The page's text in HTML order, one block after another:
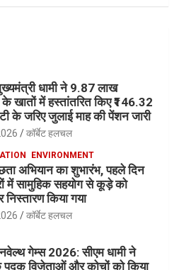
धामी ने 9.87 लाख
के खातों में हस्तांतरित किए ₹146.32
के जरिए जुलाई माह की पेंशन जारी
कॉर्बेट हलचल
ENVIRONMENT
अभियान का शुभारंभ, पहले दिन
में सामुहिक सहयोग से कूड़े को
किया गया
कॉर्बेट हलचल
गेम्स 2026: सीएम धामी ने
पदक विजेताओं और कोचों को किया